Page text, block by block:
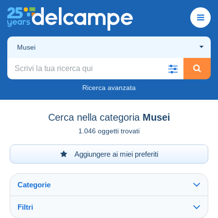
Musei
Ricerca avanzata
Cerca nella categoria Musei
1.046 oggetti trovati
Aggiungere ai miei preferiti
Categorie
Filtri